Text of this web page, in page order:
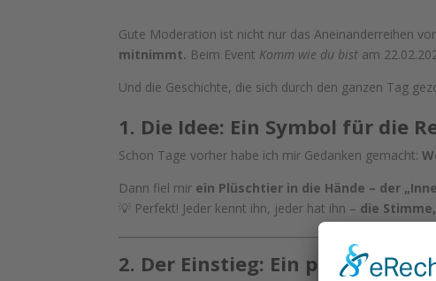
Gute Moderation ist nicht nur das Aneinanderreihen
mitnimmt. Beim Event Komm wie du bist am
Und die Geschichte, die sich durch den ganzen Tag
1. Die Idee: Ein Symbol für die
Schon Tage vorher habe ich mir Gedanken gemacht:
Dann fiel mir ein Plüschtier in die Hände – der
💡 Perfekt! Jeder kennt ihn, jeder hat ihn – die
2. Der Einstieg: Ein